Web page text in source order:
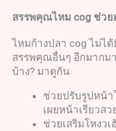
สรรพคุณไหม cog ช่วย
ไหมก้างปลา cog ไม่ไ
สรรพคุณอื่นๆ อีกมากมา
บ้าง? มาดูกัน
ช่วยปรับรูปหน้
เผยหน้าเรียวส
ช่วยเสริมโหงว